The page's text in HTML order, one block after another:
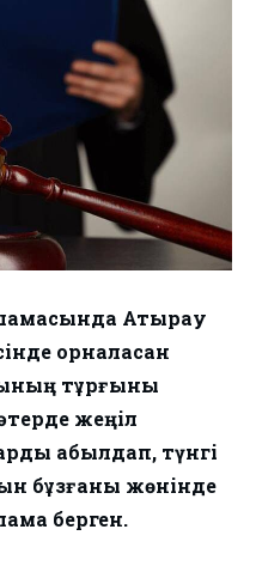
шамасында Атырау
орналасқан
тұрғыны
жеңіл
қабылдап, түнгі
бұзғаны жөнінде
берген.